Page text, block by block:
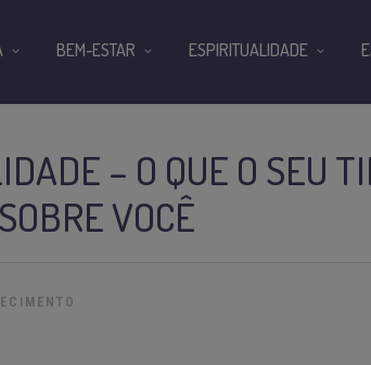
– O QUE O SEU
VOCÊ
BEM-ESTAR ESPIRITUALIDADE